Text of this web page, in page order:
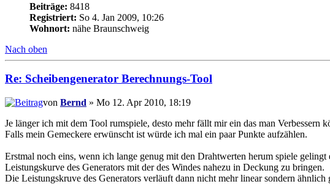
Beiträge: 8418
Registriert: So 4. Jan 2009, 10:26
Wohnort: nähe Braunschweig
Nach oben
Re: Scheibengenerator Berechnungs-Tool
von Bernd » Mo 12. Apr 2010, 18:19
Je länger ich mit dem Tool rumspiele, desto mehr fällt mir ein das man Verbessern
Falls mein Gemeckere erwünscht ist würde ich mal ein paar Punkte aufzählen.
Erstmal noch eins, wenn ich lange genug mit den Drahtwerten herum spiele gelingt
Leistungskurve des Generators mit der des Windes nahezu in Deckung zu bringen.
Die Leistungskruve des Generators verläuft dann nicht mehr linear sondern ähnlich